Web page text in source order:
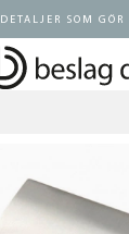
DETALJER SOM GÖR